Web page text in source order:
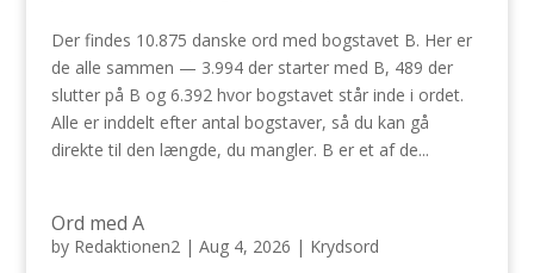
Der findes 10.875 danske ord med bogstavet B. Her er
de alle sammen — 3.994 der starter med B, 489 der
slutter på B og 6.392 hvor bogstavet står inde i ordet.
Alle er inddelt efter antal bogstaver, så du kan gå
direkte til den længde, du mangler. B er et af de...
Ord med A
by Redaktionen2| Aug 4, 2026 | Krydsord